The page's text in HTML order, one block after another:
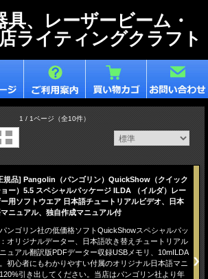
具、レーザービーム・
ライティングクラフト
1 / 1ページ（全10件）
規品] Pangolin（パンゴリン）QuickShow（クイック
ョー）5.5 スペシャルパッケージ ILDA （イルダ）レー
用ソフトウエア 日本語チュートリアルビデオ、日本
ニュアル、独自作成マニュアル付
ンゴリン社の低価格ソフトQuickShowスペシャルパッ
オリジナルデーター、日本語吹き替えチュートリアル
ュアル翻訳版PDFデーター収録USBメモリ、10mILDA
初心者にもわかりやすい付属のオリジナル日本語マニ
引き出してください。当店はパンゴリン社より年